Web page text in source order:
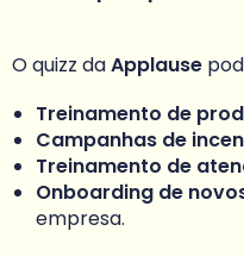
O quizz daApplause
Treinamento de
Campanhas de
Treinamento de
Onboarding de
empresa.